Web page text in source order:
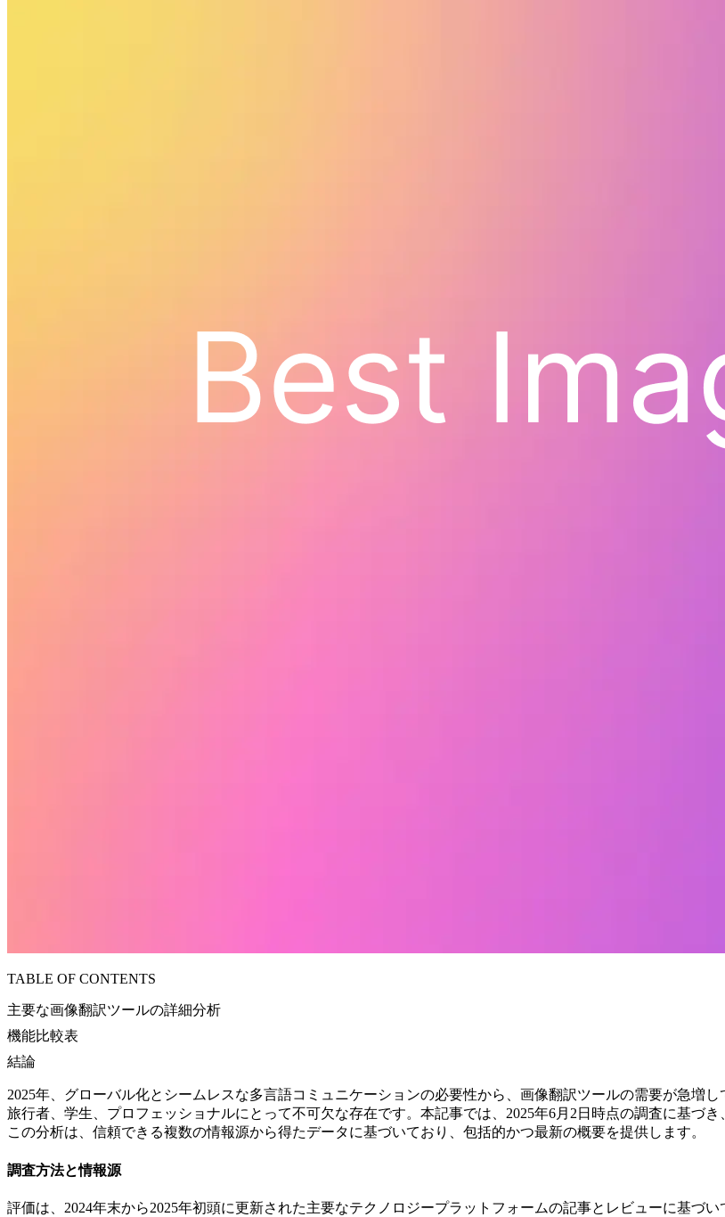
TABLE OF CONTENTS
主要な画像翻訳ツールの詳細分析
機能比較表
結論
2025年、グローバル化とシームレスな多言語コミュニケーションの必要性から、画像翻訳ツールの需要が急増
旅行者、学生、プロフェッショナルにとって不可欠な存在です。本記事では、2025年6月2日時点の調査に基づ
この分析は、信頼できる複数の情報源から得たデータに基づいており、包括的かつ最新の概要を提供します。
調査方法と情報源
評価は、2024年末から2025年初頭に更新された主要なテクノロジープラットフォームの記事とレビューに基づい